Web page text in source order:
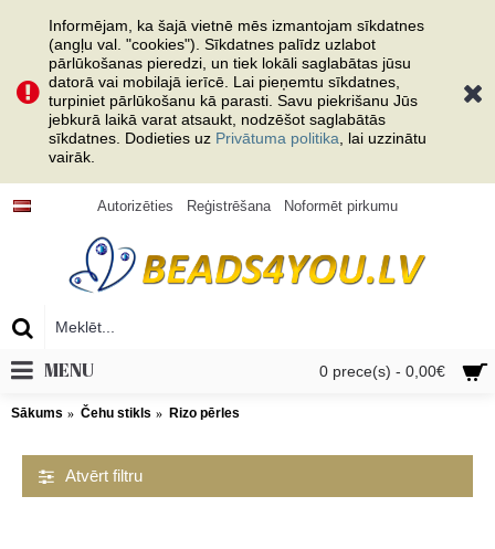
Informējam, ka šajā vietnē mēs izmantojam sīkdatnes
(angļu val. "cookies"). Sīkdatnes palīdz uzlabot
pārlūkošanas pieredzi, un tiek lokāli saglabātas jūsu
datorā vai mobilajā ierīcē. Lai pieņemtu sīkdatnes,
turpiniet pārlūkošanu kā parasti. Savu piekrišanu Jūs
jebkurā laikā varat atsaukt, nodzēšot saglabātās
sīkdatnes. Dodieties uz Privātuma politika , lai uzzinātu
vairāk.
Autorizēties Reģistrēšana Noformēt pirkumu
0 prece(s) - 0,00€
MENU
Sākums Čehu stikls Rizo pērles
Atvērt filtru